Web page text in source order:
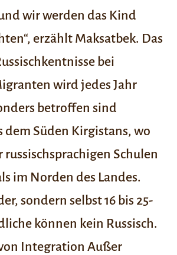
wir werden das Kind
erzählt Maksatbek. Das
bei
wird jedes Jahr
betroffen sind
dem Süden Kirgistans, wo
russischsprachigen Schulen
im Norden des Landes.
sondern selbst 16 bis 25-
können kein Russisch.
Integration Außer